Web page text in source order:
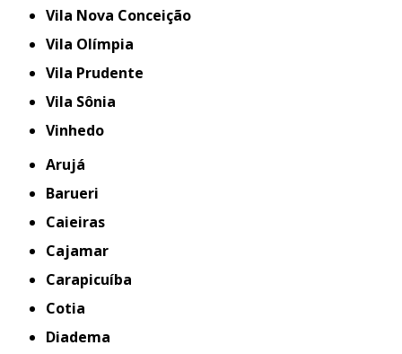
Vila Nova Conceição
Vila Olímpia
Vila Prudente
Vila Sônia
Vinhedo
Arujá
Barueri
Caieiras
Cajamar
Carapicuíba
Cotia
Diadema